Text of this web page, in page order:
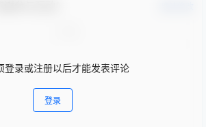
登录或注册以后才能发表评论
登录